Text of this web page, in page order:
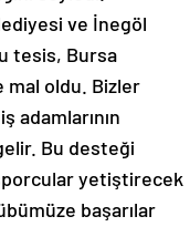
ve İnegöl
tesis, Bursa
mal oldu. Bizler
adamlarının
Bu desteği
yetiştirecek
başarılar